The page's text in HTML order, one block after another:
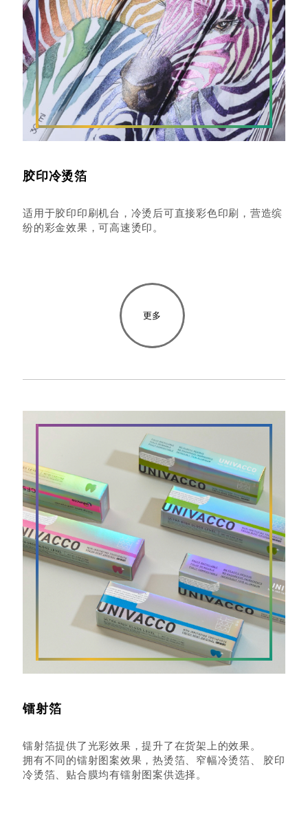
胶印冷烫箔
适用于胶印印刷机台，冷烫后可直接彩色印刷，营造缤
纷的彩金效果，可高速烫印。
更多
镭射箔
镭射箔提供了光彩效果，提升了在货架上的效果。
拥有不同的镭射图案效果，热烫箔、窄幅冷烫箔、 胶印
冷烫箔、贴合膜均有镭射图案供选择。